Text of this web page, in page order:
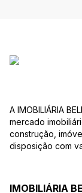
A IMOBILIÁRIA
mercado
construção,
disposição com
ao CRECI-EE –
IMOBILIÁRIA